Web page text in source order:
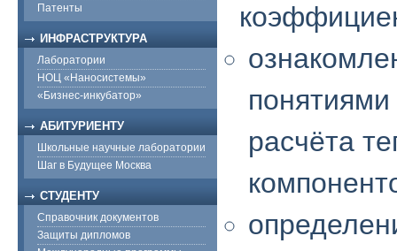
Патенты
ИНФРАСТРУКТУРА
Лаборатории
НОЦ «Наносистемы»
«Бизнес-инкубатор»
АБИТУРИЕНТУ
Школьные научные лаборатории
Шаг в Будущее Москва
СТУДЕНТУ
Справочник документов
Защиты дипломов
расчёта